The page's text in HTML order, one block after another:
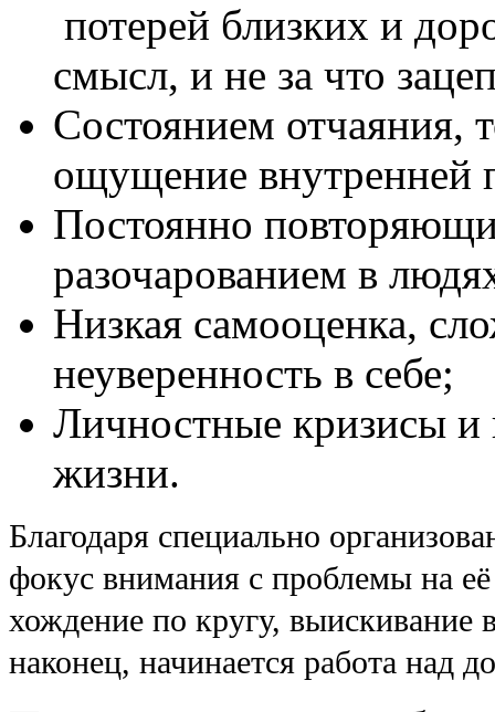
потерей близких и
смысл, и не за что
Состоянием отчаяния,
ощущение внутренней
Постоянно
разочарованием в
Низкая самооценка,
неуверенность в себе;
Личностные кризисы и
жизни.
Благодаря специально
фокус внимания с проблемы на
хождение по кругу,
наконец, начинается работа над